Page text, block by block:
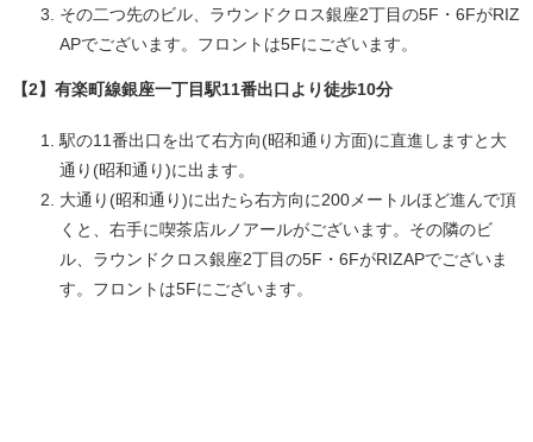
その二つ先のビル、ラウンドクロス銀座2丁目の5F・6FがRIZ
APでございます。フロントは5Fにございます。
【2】有楽町線銀座一丁目駅11番出口より徒歩10分
駅の11番出口を出て右方向(昭和通り方面)に直進しますと大
通り(昭和通り)に出ます。
大通り(昭和通り)に出たら右方向に200メートルほど進んで頂
くと、右手に喫茶店ルノアールがございます。その隣のビ
ル、ラウンドクロス銀座2丁目の5F・6FがRIZAPでございま
す。フロントは5Fにございます。